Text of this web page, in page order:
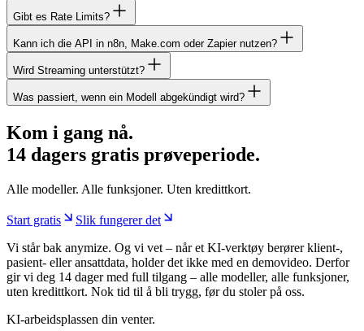
Gibt es Rate Limits?
Kann ich die API in n8n, Make.com oder Zapier nutzen?
Wird Streaming unterstützt?
Was passiert, wenn ein Modell abgekündigt wird?
Kom i gang nå.
14 dagers gratis prøveperiode.
Alle modeller. Alle funksjoner. Uten kredittkort.
Start gratis
Slik fungerer det
Vi står bak anymize. Og vi vet – når et KI-verktøy berører klient-,
pasient- eller ansattdata, holder det ikke med en demovideo. Derfor
gir vi deg 14 dager med full tilgang – alle modeller, alle funksjoner,
uten kredittkort. Nok tid til å bli trygg, før du stoler på oss.
KI-arbeidsplassen din venter.